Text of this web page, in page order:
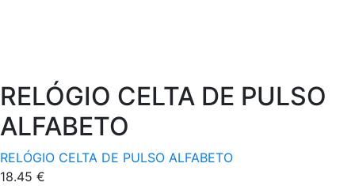
RELÓGIO CELTA DE PULSO
ALFABETO
RELÓGIO CELTA DE PULSO ALFABETO
18.45 €